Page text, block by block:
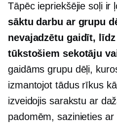
Tāpēc iepriekšējie soļi ir
sāktu darbu ar grupu
nevajadzētu gaidīt,
tūkstošiem sekotāju
gaidāms grupu dēļi,
izmantojot tādus rīkus kā
izveidojis sarakstu ar
padomēm, sazinieties